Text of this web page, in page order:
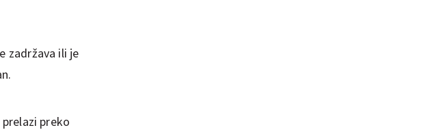
zadržava ili je
preko